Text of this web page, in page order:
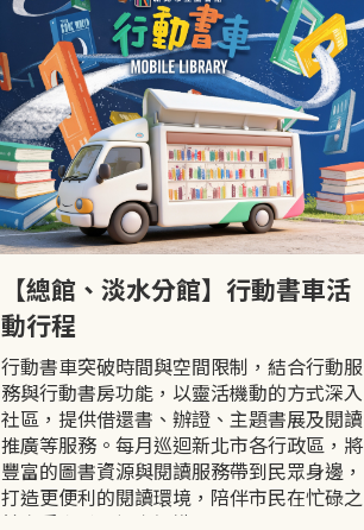
【總館、淡水分館】行動書車活
動行程
行動書車突破時間與空間限制，結合行動服
務與行動書房功能，以靈活機動的方式深入
社區，提供借還書、辦證、主題書展及閱讀
推廣等服務。每月巡迴新北市各行政區，將
豐富的圖書資源與閱讀服務帶到民眾身邊，
打造更便利的閱讀環境，陪伴市民在忙碌之